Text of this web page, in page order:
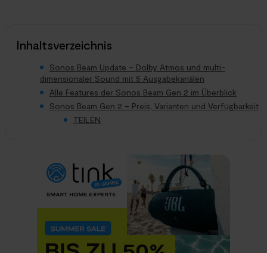
Inhaltsverzeichnis
Sonos Beam Update – Dolby Atmos und multi-
dimensionaler Sound mit 5 Ausgabekanälen
Alle Features der Sonos Beam Gen 2 im Überblick
Sonos Beam Gen 2 – Preis, Varianten und Verfügbarkeit
TEILEN